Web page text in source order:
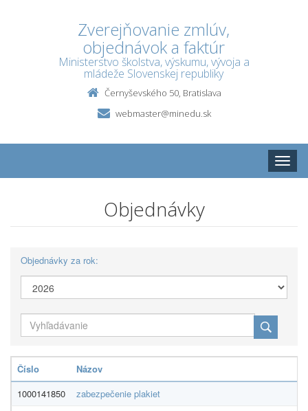
Zverejňovanie zmlúv,
objednávok a faktúr
Ministerstvo školstva, výskumu, vývoja a
mládeže Slovenskej republiky
Černyševského 50, Bratislava
webmaster@minedu.sk
Toggle
Objednávky
Objednávky za rok:
Číslo Názov
1000141850
zabezpečenie plakiet